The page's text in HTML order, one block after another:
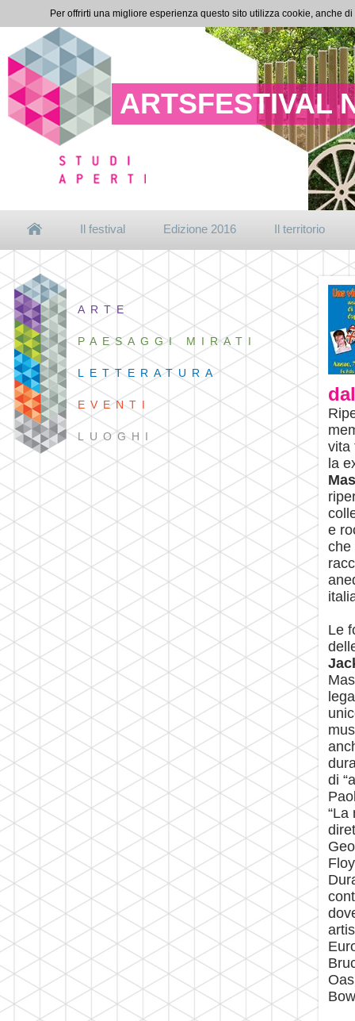
ARTSFESTIVAL
Il festival Edizione 2016 Il territorio
ARTE
PAESAGGI MIRATI
LETTERATURA
EVENTI
LUOGHI
vita
la
e
che
Le
di
“La
Per offrirti una migliore esperienza questo sito utilizza cookie, anche